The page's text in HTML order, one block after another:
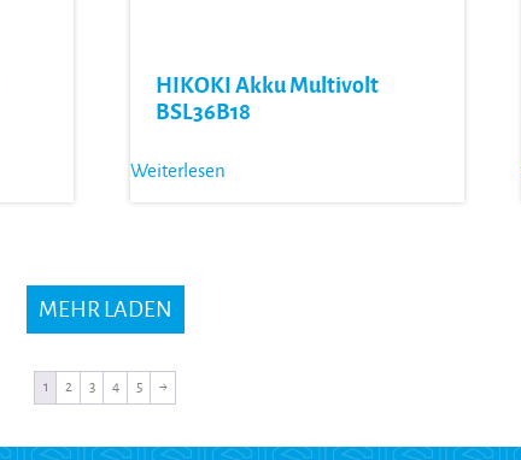
HIKOKI Akku Multivolt
BSL36B18
Weiterlesen
MEHR LADEN
1 2 3 4 5 →